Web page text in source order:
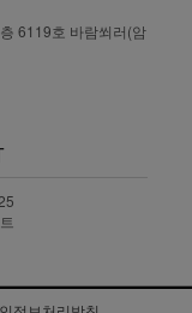
6119호 바람쐬러(암